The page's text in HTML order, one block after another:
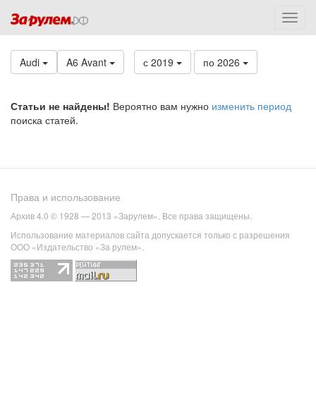
Audi A6 Avant с 2019 по 2026
Статьи не найдены! Вероятно вам нужно изменить период
поиска статей.
Права и использование
Архив 4.0 © 1928 — 2013 «Зарулем». Все права защищены.
Использование материалов сайта допускается только с разрешения
ООО «Издательство «За рулем».